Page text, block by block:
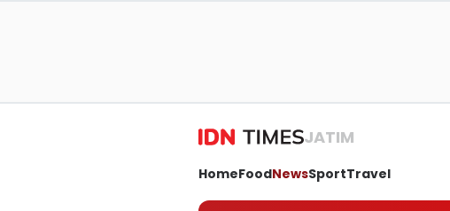
JATIM
HomeFoodNewsSportTravel